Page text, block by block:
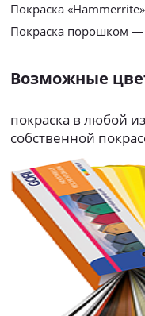
Покраска «Hammerrite»
Покраска порошком —
Возможные
покраска в любой
собственной